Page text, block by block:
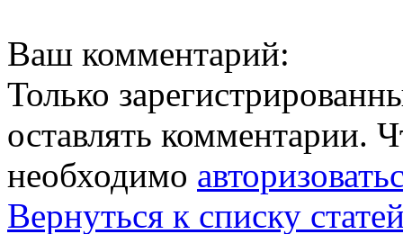
Ваш комментарий:
Только
оставлять комментарии.
необходимо
Вернуться к списку